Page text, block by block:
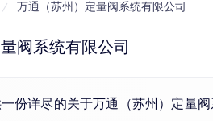
万通（苏州）定量阀系统有限公司
阀系统有限公司
份详尽的关于万通（苏州）定量